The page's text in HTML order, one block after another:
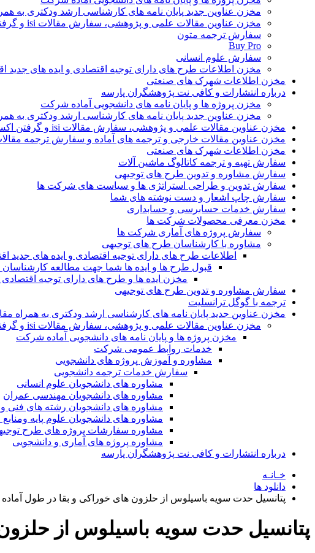
مخزن عناوین جدید پایان نامه های کارشناسی ارشد ودکتری به
مخزن عناوین مقالات علمی و پژوهشی، سفارش مقالات isi و گرفتن اکسپت
سفارش ترجمه متون
Buy Pro
سفارش علوم انسانی
مخزن اطلاعات طرح های دارای توجیه اقتصادی و ایده های جدید
مخزن اطلاعات شهرک های صنعتی
درباره انتشارات و کافی نت پژوهشگران پارسه
مخزن پروژه ها و پایان نامه های دانشجویی آماده شرکت
مخزن عناوین جدید پایان نامه های کارشناسی ارشد ودکتری به
مخزن عناوین مقالات علمی و پژوهشی، سفارش مقالات isi و گرفتن اکسپت
مخزن عناوین مقالات خارجی و ترجمه های آماده و سفارش ترجمه
مخزن اطلاعات شهرک های صنعتی
سفارش تهیه و ترجمه کاتالوگ ماشین آلات
سفارش مشاوره و تدوین طرح های توجیهی
سفارش تدوین و طراحی استراتژی ها و سیاست های شرکت ها
سفارش چاپ اشعار و دست نوشته های شما
سفارش خدمات حسابرسی و حسابداری
مخزن معرفی محصولات شرکت ها
سفارش پروژه های آماری شرکت ها
مشاوره با کارشناسان طرح های توجیهی
اطلاعات طرح های دارای توجیه اقتصادی و ایده های جدید
قبول طرح ها و ایده ها شما جهت مطالعه
مخزن ایده ها و طرح های دارای توجیه اقتصادی
سفارش مشاوره و تدوین طرح های توجیهی
ترجمه با گوگل ترانسلیت
مخزن عناوین جدید پایان نامه های کارشناسی ارشد ودکتری به همراه
مخزن عناوین مقالات علمی و پژوهشی، سفارش مقالات isi و گرفتن اکسپت
مخزن پروژه ها و پایان نامه های دانشجویی آماده شرکت
خدمات روابط عمومی شرکت
مشاوره و آموزش پروژه های دانشجویی
سفارش خدمات ترجمه دانشجویی
مشاوره های دانشجویان علوم انسانی
مشاوره های دانشجویان مهندسی عمران
مشاوره های دانشجویان رشته های فنی
مشاوره های دانشجویان علوم پایه
مشاوره سفارشات پروژه های طرح
مشاوره پروژه های آماری و دانشجویی
درباره انتشارات و کافی نت پژوهشگران پارسه
خـانـه
دانلود ها
پتانسیل حدت سویه باسیلوس از حلزون های خوراکی و بقا در طول
پتانسیل حدت سویه باسیلوس از